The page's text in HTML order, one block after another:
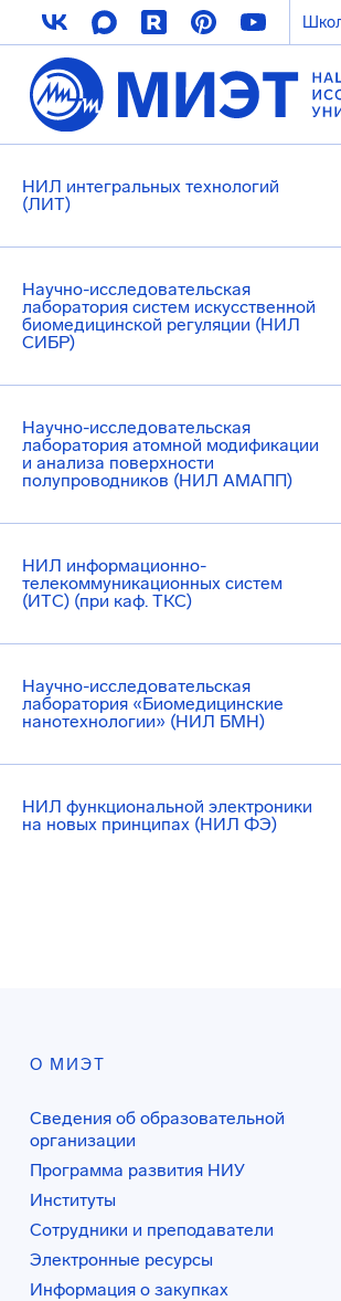
НИЛ интегральных технологий
(ЛИТ)
Научно-исследовательская
лаборатория систем искусственной
биомедицинской регуляции (НИЛ
СИБР)
Научно-исследовательская
лаборатория атомной модификации
и анализа поверхности
полупроводников (НИЛ АМАПП)
НИЛ информационно-
телекоммуникационных систем
(ИТС) (при каф. ТКС)
Научно-исследовательская
лаборатория «Биомедицинские
нанотехнологии» (НИЛ БМН)
НИЛ функциональной электроники
на новых принципах (НИЛ ФЭ)
О МИЭТ
Сведения об образовательной
организации
Программа развития НИУ
Институты
Сотрудники и преподаватели
Электронные ресурсы
Информация о закупках